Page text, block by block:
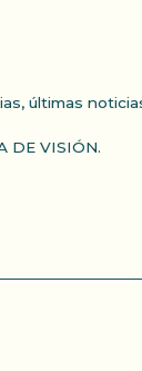
, últimas
DE VISIÓN.